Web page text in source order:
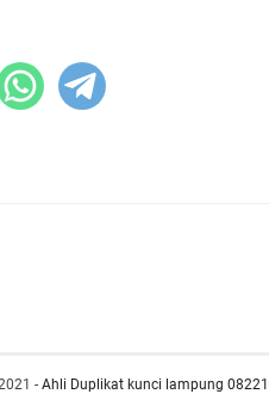
- Ahli Duplikat kunci lampung